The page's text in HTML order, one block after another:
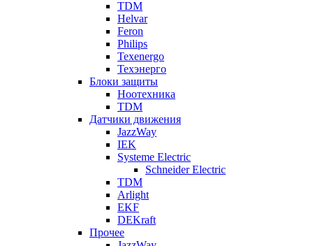
TDM
Helvar
Feron
Philips
Texenergo
Техэнерго
Блоки защиты
Ноотехника
TDM
Датчики движения
JazzWay
IEK
Systeme Electric
Schneider Electric
TDM
Arlight
EKF
DEKraft
Прочее